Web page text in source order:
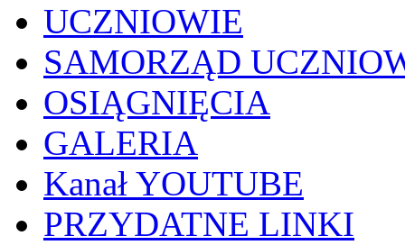
UCZNIOWIE
SAMORZĄD
OSIĄGNIĘCIA
GALERIA
Kanał YOUTUBE
PRZYDATNE LINKI